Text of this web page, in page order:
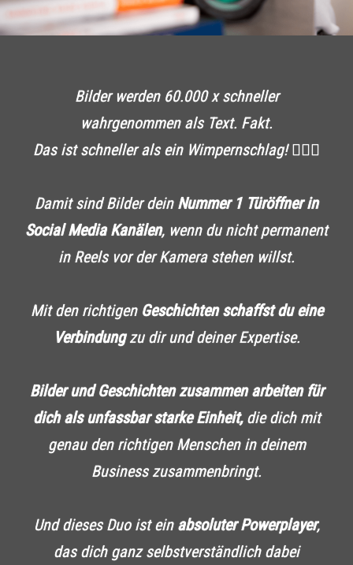
Bilder werden 60.000 x schneller
wahrgenommen als Text. Fakt.
Das ist schneller als ein Wimpernschlag! 🧏🏻‍♀️
Damit sind Bilder dein Nummer 1 Türöffner in
Social Media Kanälen, wenn du nicht permanent
in Reels vor der Kamera stehen willst.
Mit den richtigen Geschichten schaffst du eine
Verbindungzu dir und deiner Expertise.
Bilder und Geschichten zusammen arbeiten für
dich als unfassbar starke Einheit, die dich mit
genau den richtigen Menschen in deinem
Business zusammenbringt.
Und dieses Duo ist ein absoluter Powerplayer,
das dich ganz selbstverständlich dabei